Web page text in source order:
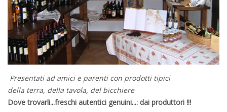
Presentati ad amici e parenti con prodotti tipici
della terra, della tavola, del bicchiere
Dove trovarli...freschi autentici genuini...: dai produttori !!!